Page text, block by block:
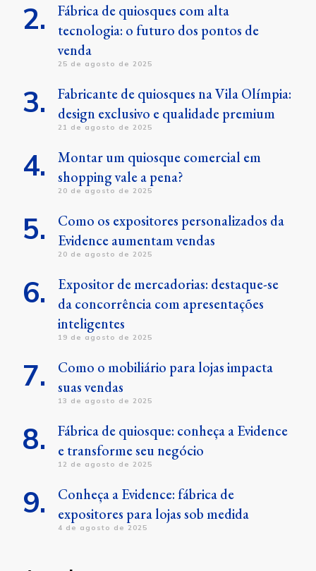
Fábrica de quiosques com alta
tecnologia: o futuro dos pontos de
venda
25 de agosto de 2025
Fabricante de quiosques na Vila Olímpia:
design exclusivo e qualidade premium
21 de agosto de 2025
Montar um quiosque comercial em
shopping vale a pena?
20 de agosto de 2025
Como os expositores personalizados da
Evidence aumentam vendas
20 de agosto de 2025
Expositor de mercadorias: destaque-se
da concorrência com apresentações
inteligentes
19 de agosto de 2025
Como o mobiliário para lojas impacta
suas vendas
13 de agosto de 2025
Fábrica de quiosque: conheça a Evidence
e transforme seu negócio
12 de agosto de 2025
Conheça a Evidence: fábrica de
expositores para lojas sob medida
4 de agosto de 2025